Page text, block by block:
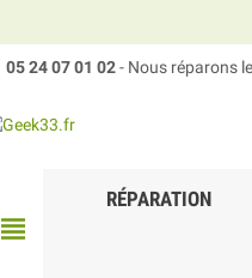
05 24 07 01 02- Nous réparons
view_headline
RÉPARATION